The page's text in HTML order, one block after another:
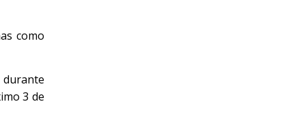
como
3 de